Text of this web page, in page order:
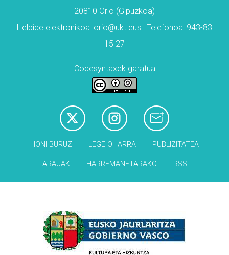
20810 Orio (Gipuzkoa)
Helbide elektronikoa: orio@ukt.eus | Telefonoa: 943-83
15 27
Codesyntaxek garatua
HONI BURUZ LEGE OHARRA PUBLIZITATEA
ARAUAK HARREMANETARAKO RSS